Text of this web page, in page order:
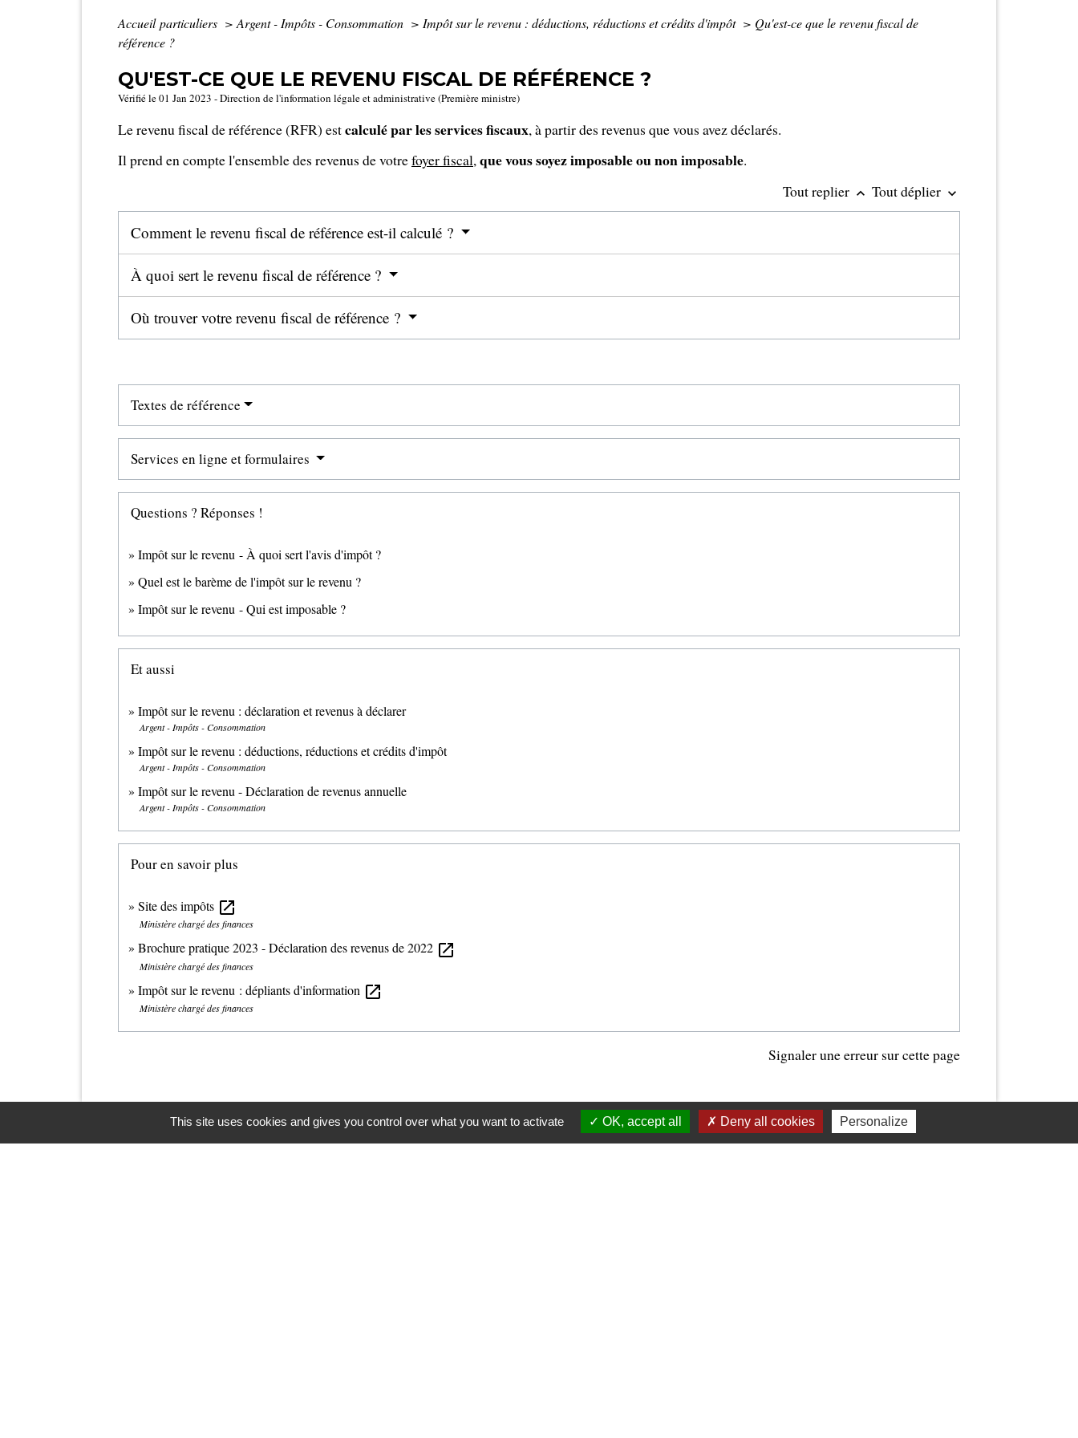
Accueil particuliers > Argent - Impôts - Consommation > Impôt sur le revenu : déductions, réductions et crédits d'impôt > Qu'est-ce que le revenu fiscal de
référence ?
QU'EST-CE QUE LE REVENU FISCAL DE RÉFÉRENCE ?
Vérifié le 01 Jan 2023 - Direction de l'information légale et administrative (Première ministre)
Le revenu fiscal de référence (RFR) estcalculé par les services fiscaux, à partir des revenus que vous avez déclarés.
Il prend en compte l'ensemble des revenus de votrefoyer fiscal,que vous soyez imposable ou non imposable.
Tout replier keyboard_arrow_up Tout déplier keyboard_arrow_down
Comment le revenu fiscal de référence est-il calculé ?
À quoi sert le revenu fiscal de référence ?
Où trouver votre revenu fiscal de référence ?
Textes de référence
Services en ligne et formulaires
Questions ? Réponses !
Impôt sur le revenu - À quoi sert l'avis d'impôt ?
Quel est le barème de l'impôt sur le revenu ?
Impôt sur le revenu - Qui est imposable ?
Et aussi
Impôt sur le revenu : déclaration et revenus à déclarer
Argent - Impôts - Consommation
Impôt sur le revenu : déductions, réductions et crédits d'impôt
Argent - Impôts - Consommation
Impôt sur le revenu - Déclaration de revenus annuelle
Argent - Impôts - Consommation
Pour en savoir plus
Site des impôts open_in_new
Ministère chargé des finances
Brochure pratique 2023 - Déclaration des revenus de 2022 open_in_new
Ministère chargé des finances
Impôt sur le revenu : dépliants d'information open_in_new
Ministère chargé des finances
Signaler une erreur sur cette page
This site uses cookies and gives you control over what you want to activate OK, accept all Deny all cookies Personalize